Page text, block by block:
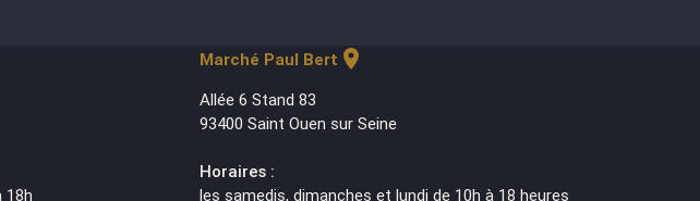
18h
Marché Paul Bert location_on
Allée 6 Stand 83
93400 Saint Ouen sur Seine
Horaires :
les samedis, dimanches et lundi de 10h à 18 heures